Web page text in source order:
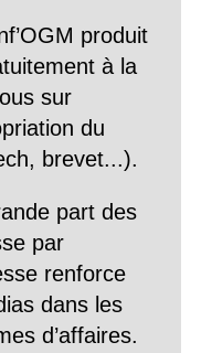
produit
à la
sur
du
brevet...).
part des
par
renforce
dans les
d’affaires.